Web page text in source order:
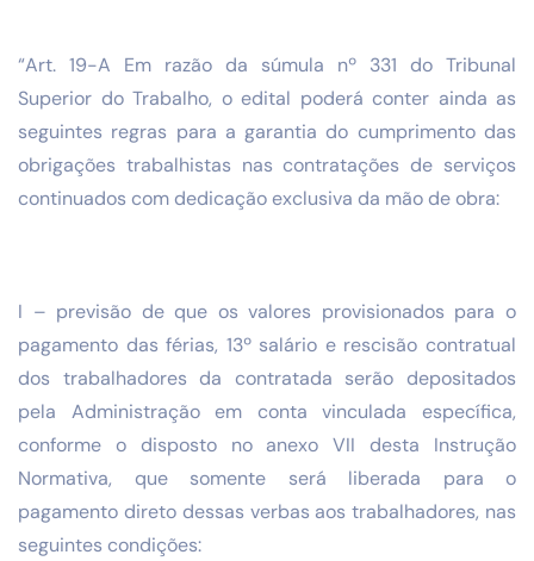
“Art. 19-A Em razão da súmula nº 331 do Tribunal
Superior do Trabalho, o edital poderá conter ainda as
seguintes regras para a garantia do cumprimento das
obrigações trabalhistas nas contratações de serviços
continuados com dedicação exclusiva da mão de obra:
I – previsão de que os valores provisionados para o
pagamento das férias, 13º salário e rescisão contratual
dos trabalhadores da contratada serão depositados
pela Administração em conta vinculada específica,
conforme o disposto no anexo VII desta Instrução
Normativa, que somente será liberada para o
pagamento direto dessas verbas aos trabalhadores, nas
seguintes condições: